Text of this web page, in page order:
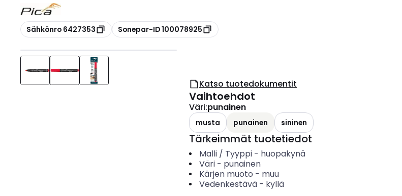
Kopioi
Sähkönro 6427353 Kopioi
Sonepar-ID 100078925
Katso tuotedokumentit
Vaihtoehdot
Väri:punainen
musta punainen sininen
Tärkeimmät tuotetiedot
Malli / Tyyppi- huopakynä
Väri- punainen
Kärjen muoto - muu
Vedenkestävä- kyllä